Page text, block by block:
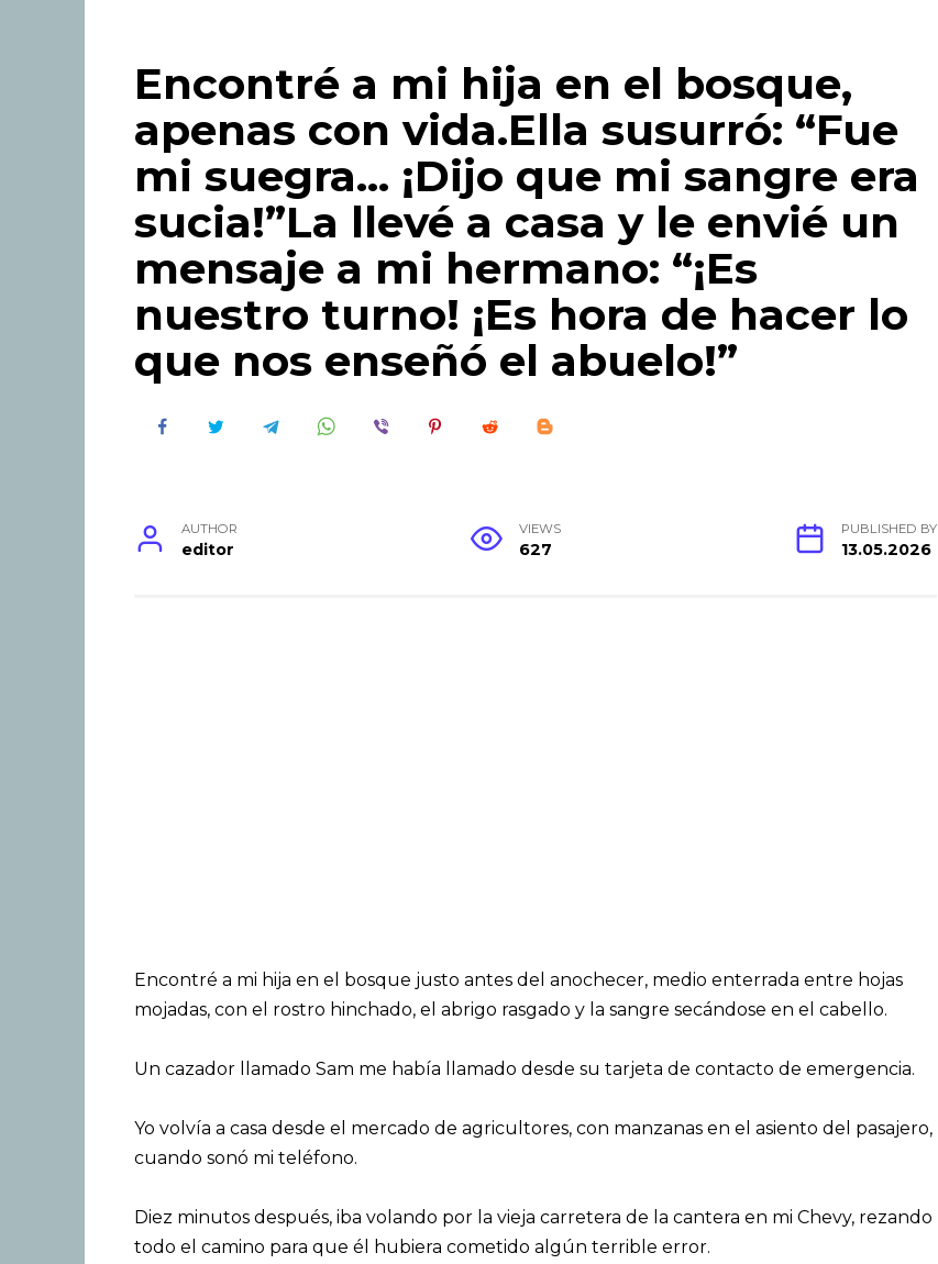
Encontré a mi hija en el bosque,
apenas con vida.Ella susurró: “Fue
mi suegra… ¡Dijo que mi sangre era
sucia!”La llevé a casa y le envié un
mensaje a mi hermano: “¡Es
nuestro turno! ¡Es hora de hacer lo
que nos enseñó el abuelo!”
AUTHOR
editor
VIEWS
627
PUBLISHED BY
13.05.2026
Encontré a mi hija en el bosque justo antes del anochecer, medio enterrada entre hojas
mojadas, con el rostro hinchado, el abrigo rasgado y la sangre secándose en el cabello.
Un cazador llamado Sam me había llamado desde su tarjeta de contacto de emergencia.
Yo volvía a casa desde el mercado de agricultores, con manzanas en el asiento del pasajero,
cuando sonó mi teléfono.
Diez minutos después, iba volando por la vieja carretera de la cantera en mi Chevy, rezando
todo el camino para que él hubiera cometido algún terrible error.